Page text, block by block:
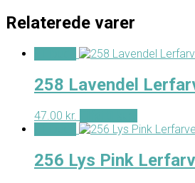
Relaterede varer
258 Lavendel
47.00 kr.
256 Lys Pink